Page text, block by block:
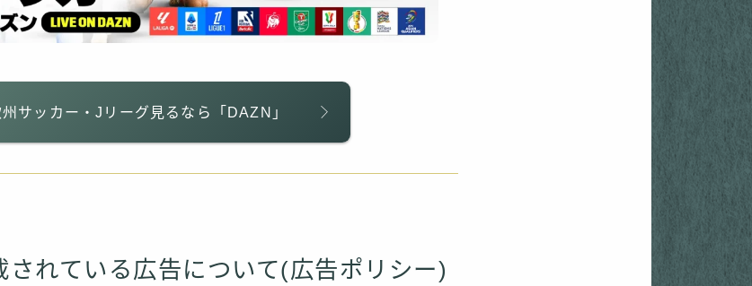
州サッカー・Jリーグ見るなら「DAZN」
されている広告について(広告ポリシー)